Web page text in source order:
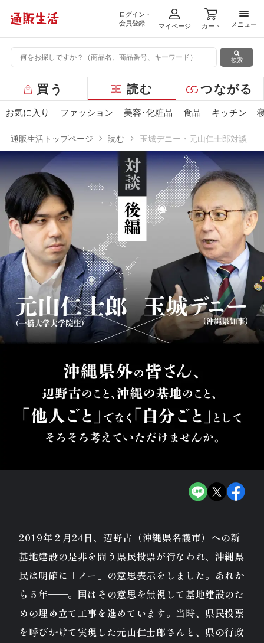
ログイン・
会員登録
マイページ カート
メニ
メニュー
検索
ー
バ
買う 読む つながる
お気に入り ファッション 美容･化粧品 食品 キッチン
通販生活トップページ 読む 玉城デニー・元山仁士郎対談
2019年２月24日、辺野古（沖縄県名護市）への新
基地建設の是非を問う県民投票が行なわれ、沖縄県
民は明確に「ノー」の意思表示をしました。あれか
ら５年——。国はその意思を無視して基地建設のた
めの埋め立て工事を進めています。当時、県民投票
を呼びかけて実現した元山仁士郎さんと、県の行政